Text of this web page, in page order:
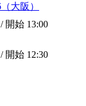
大阪）
開始 13:00
開始 12:30